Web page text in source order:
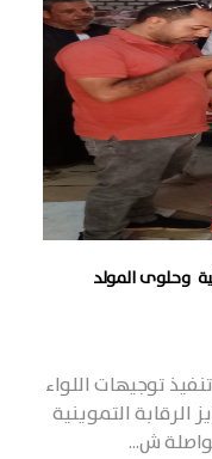
وحلوى المولد
توجيهات اللواء
الرقابة التموينية
ش...